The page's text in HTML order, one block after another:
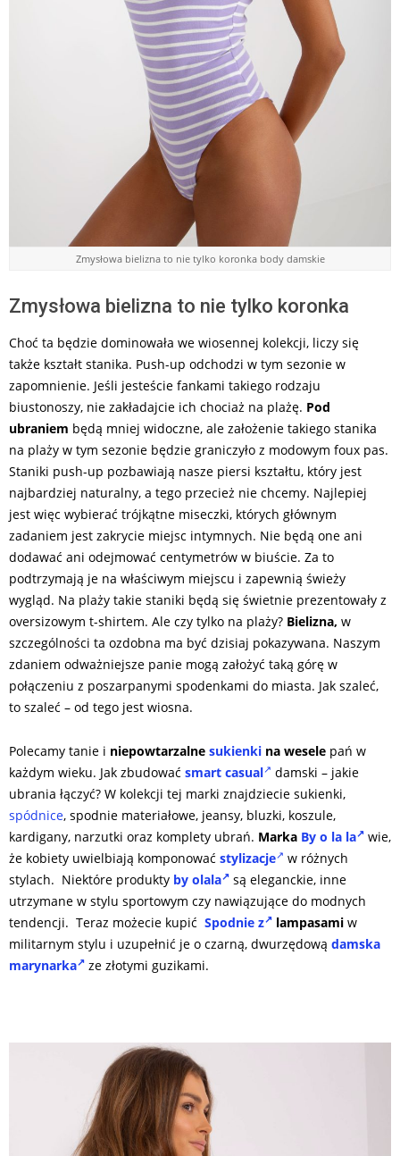
Zmysłowa bielizna to nie tylko koronka body damskie
Zmysłowa bielizna to nie tylko koronka
Choć ta będzie dominowała we wiosennej kolekcji, liczy się
także kształt stanika. Push-up odchodzi w tym sezonie w
zapomnienie. Jeśli jesteście fankami takiego rodzaju
biustonoszy, nie zakładajcie ich chociaż na plażę. Pod
ubraniem będą mniej widoczne, ale założenie takiego stanika
na plaży w tym sezonie będzie graniczyło z modowym foux pas.
Staniki push-up pozbawiają nasze piersi kształtu, który jest
najbardziej naturalny, a tego przecież nie chcemy. Najlepiej
jest więc wybierać trójkątne miseczki, których głównym
zadaniem jest zakrycie miejsc intymnych. Nie będą one ani
dodawać ani odejmować centymetrów w biuście. Za to
podtrzymają je na właściwym miejscu i zapewnią świeży
wygląd. Na plaży takie staniki będą się świetnie prezentowały z
oversizowym t-shirtem. Ale czy tylko na plaży? Bielizna, w
szczególności ta ozdobna ma być dzisiaj pokazywana. Naszym
zdaniem odważniejsze panie mogą założyć taką górę w
połączeniu z poszarpanymi spodenkami do miasta. Jak szaleć,
to szaleć – od tego jest wiosna.
Polecamy tanie i niepowtarzalne sukienki na wesele pań w
każdym wieku. Jak zbudować smart casual
damski – jakie
ubrania łączyć? W kolekcji tej marki znajdziecie sukienki,
spódnice, spodnie materiałowe, jeansy, bluzki, koszule,
kardigany, narzutki oraz komplety ubrań. Marka By o la la
wie,
że kobiety uwielbiają komponować stylizacje
w różnych
stylach. Niektóre produkty by olala
są eleganckie, inne
utrzymane w stylu sportowym czy nawiązujące do modnych
tendencji. Teraz możecie kupić Spodnie z lampasami w
militarnym stylu i uzupełnić je o czarną, dwurzędową damska
marynarka
ze złotymi guzikami.